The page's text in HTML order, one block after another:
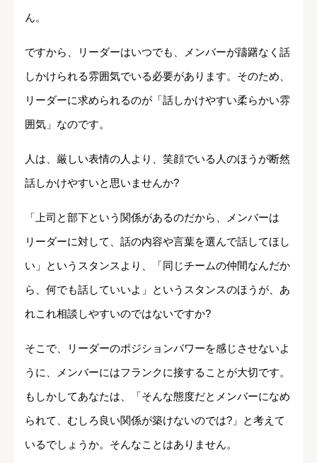
ん。
ですから、リーダーはいつでも、メンバーが躊躇なく話
しかけられる雰囲気でいる必要があります。そのため、
リーダーに求められるのが「話しかけやすい柔らかい雰
囲気」なのです。
人は、厳しい表情の人より、笑顔でいる人のほうが断然
話しかけやすいと思いませんか?
「上司と部下という関係があるのだから、メンバーは
リーダーに対して、話の内容や言葉を選んで話してほし
い」というスタンスより、「同じチームの仲間なんだか
ら、何でも話していいよ」というスタンスのほうが、あ
れこれ相談しやすいのではないですか?
そこで、リーダーのポジションパワーを感じさせないよ
うに、メンバーにはフランクに接することが大切です。
もしかしてあなたは、「そんな態度だとメンバーになめ
られて、むしろ良い関係が築けないのでは?」と考えて
いるでしょうか。そんなことはありません。